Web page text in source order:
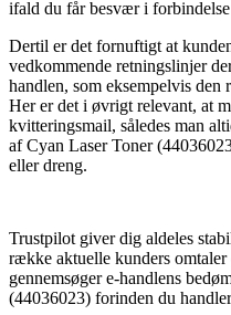
ifald du får besvær i
Dertil er det fornuftigt at
vedkommende retningslinjer
handlen, som eksempelvis den
Her er det i øvrigt relevant, at
kvitteringsmail, således man
af Cyan Laser Toner
eller dreng.
Trustpilot giver dig aldeles
række aktuelle kunders
gennemsøger e-handlens
(44036023) forinden du